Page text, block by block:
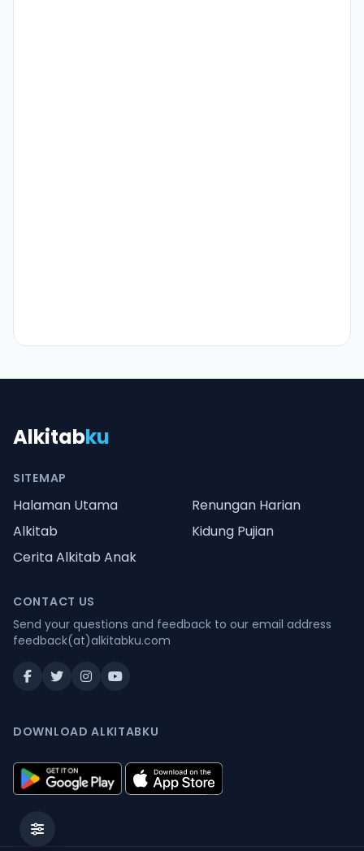
Alkitabku
SITEMAP
Halaman Utama
Renungan Harian
Alkitab
Kidung Pujian
Cerita Alkitab Anak
CONTACT US
Send your questions and feedback to our email address
feedback(at)alkitabku.com
DOWNLOAD ALKITABKU